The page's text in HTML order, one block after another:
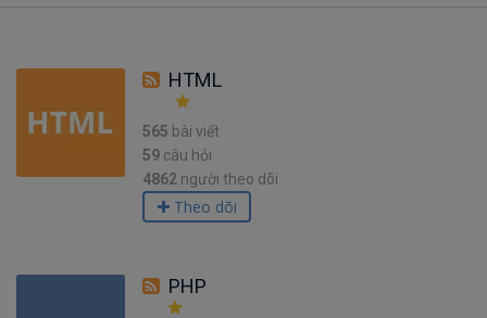
HTML
565 bài viết
59 câu hỏi
4862 người theo dõi
Theo dõi
PHP